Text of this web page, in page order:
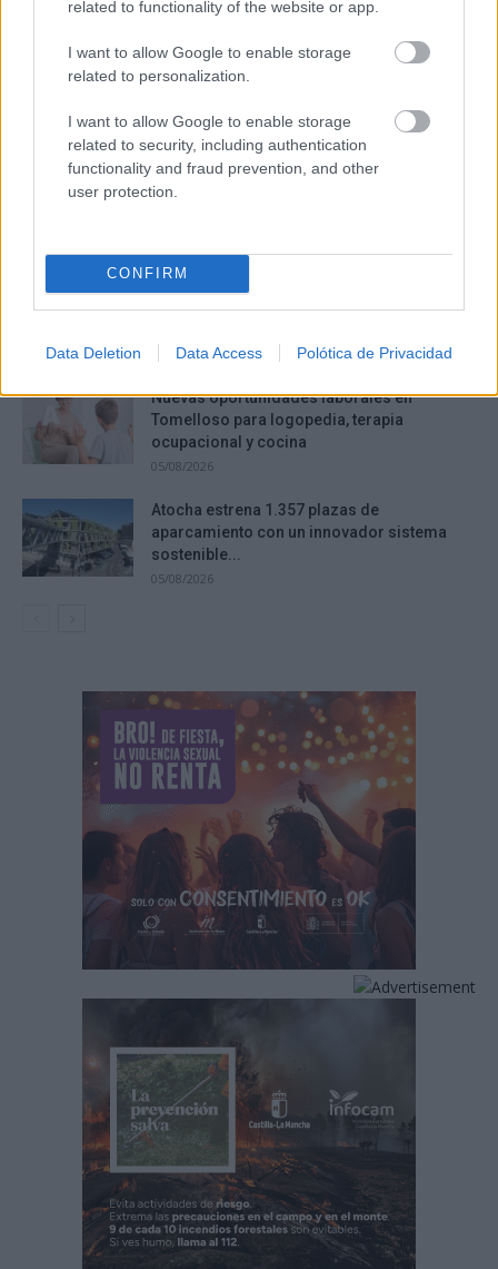
related to functionality of the website or app.
I want to allow Google to enable storage
related to personalization.
I want to allow Google to enable storage
related to security, including authentication
functionality and fraud prevention, and other
user protection.
CONFIRM
Data Deletion Data Access Polótica de Privacidad
El tomellosero Marcos López Olivares firma
05/08/2026
Argamasilla de Alba refuerza su apuesta
La mercancía del poder y la ceguera de las
masas
Nuevas oportunidades laborales en
Tomelloso para logopedia, terapia
ocupacional y cocina
05/08/2026
Atocha estrena 1.357 plazas de
aparcamiento con un innovador sistema
sostenible...
05/08/2026